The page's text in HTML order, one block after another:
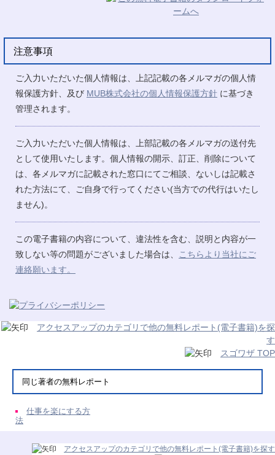
注意事項
ご入力いただいた個人情報は、上記記載の各メルマガの個人情
報保護方針、及び MUB株式会社の個人情報保護方針 に基づき
管理されます。
ご入力いただいた個人情報は、上部記載の各メルマガの送付先
として使用いたします。個人情報の開示、訂正、削除について
は、各メルマガに記載された窓口にてご相談、ないしは記載さ
れた方法にて、ご自身で行ってください(当方での代行はいたし
ません)。
この電子書籍の内容について、違法性を含む、説明と内容が一
致しない等の問題がございました場合は、
こちらより当社にご
連絡願います。
アクセスアップのカテゴリで他の無料レポート(電子書籍)を探
す
スゴワザ TOP
同じ著者の無料レポート
仕事を楽にする方
法
アクセスアップのカテゴリで他の無料レポート(電子書籍)を探す